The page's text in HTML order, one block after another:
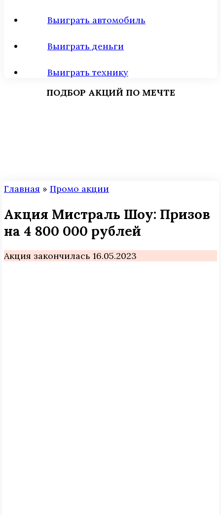
Выиграть автомобиль
Выиграть деньги
Выиграть технику
ПОДБОР АКЦИЙ ПО МЕЧТЕ
Главная » Промо акции
Акция Мистраль Шоу: Призов
на 4 800 000 рублей
Акция закончилась 16.05.2023